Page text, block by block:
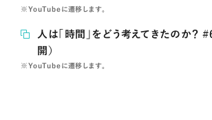
※YouTubeに遷移します。
人は「時間」をどう考えてきたのか？
開）
※YouTubeに遷移します。